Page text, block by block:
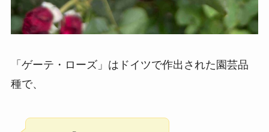
「ゲーテ・ローズ」はドイツで作出された園芸品
種で、